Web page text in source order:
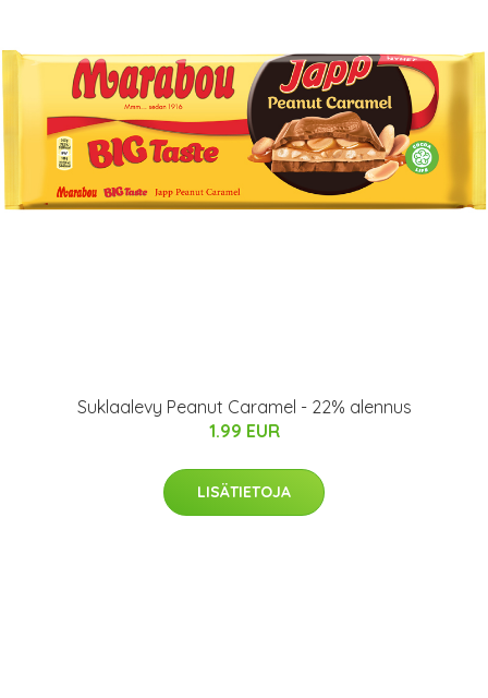
Suklaalevy Peanut Caramel - 22% alennus
1.99 EUR
LISÄTIETOJA